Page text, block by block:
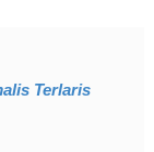
Terlaris